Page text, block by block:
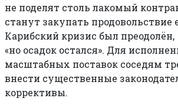
не поделят столь лакомый
станут закупать
Карибский кризис был преодолён,
«но осадок остался». Для
масштабных поставок соседям
внести существенные
коррективы.